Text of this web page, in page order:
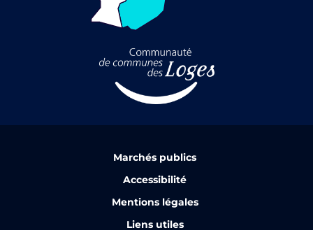
Marchés publics
Accessibilité
Mentions légales
Liens utiles